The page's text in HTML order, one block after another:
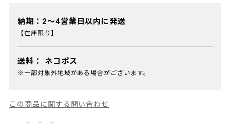
納期：2～4営業日以内に発送
【在庫限り】
送料： ネコポス
※一部対象外地域がある場合がございます。
この商品に関する問い合わせ